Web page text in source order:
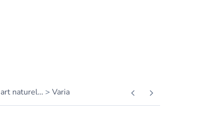
naturel… Varia